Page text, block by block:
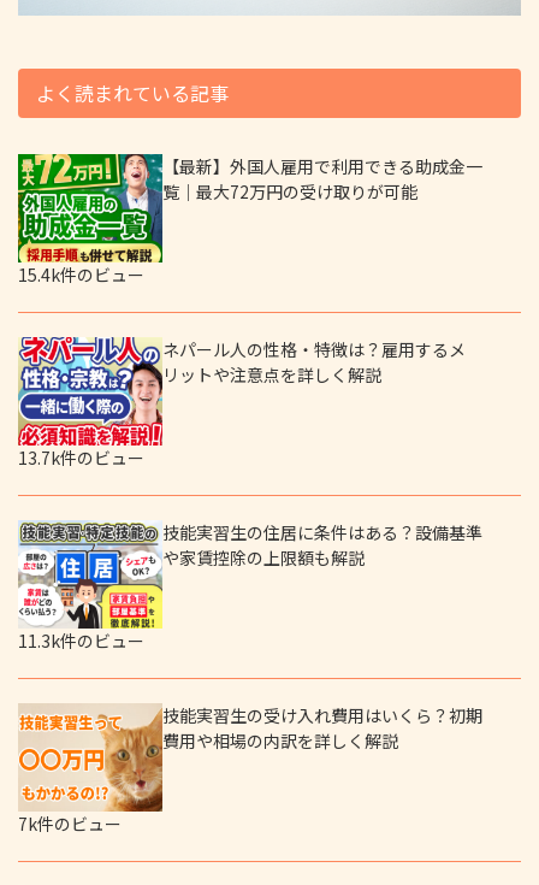
よく読まれている記事
【最新】外国人雇用で利用できる助成金一
覧｜最大72万円の受け取りが可能
15.4k件のビュー
ネパール人の性格・特徴は？雇用するメ
リットや注意点を詳しく解説
13.7k件のビュー
技能実習生の住居に条件はある？設備基準
や家賃控除の上限額も解説
11.3k件のビュー
技能実習生の受け入れ費用はいくら？初期
費用や相場の内訳を詳しく解説
7k件のビュー